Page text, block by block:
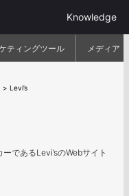
Knowledge
ティングツール メディア
>Levi’s
であるLevi’sのWebサイト